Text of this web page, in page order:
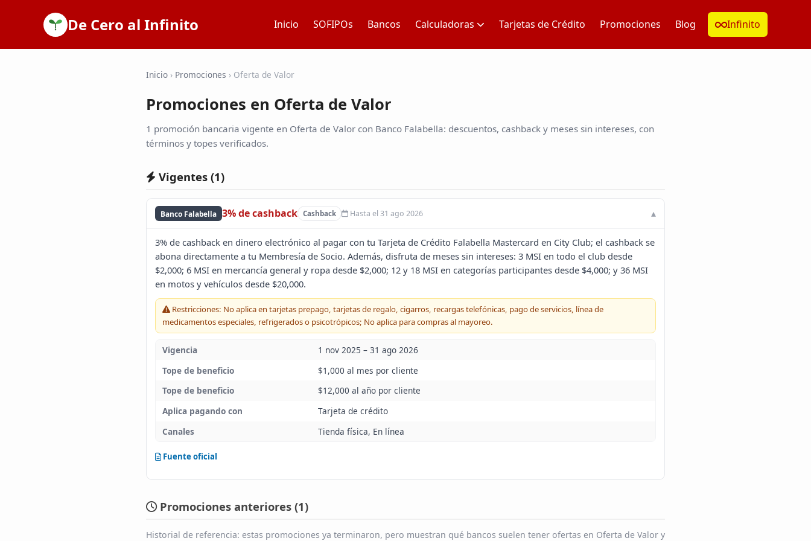
De Cero al Infinito Inicio SOFIPOs Bancos Calculadoras Tarjetas de Crédito Promociones Blog Infinito
Inicio › Promociones › Oferta de Valor
Promociones en Oferta de Valor
1 promoción bancaria vigente en Oferta de Valor con Banco Falabella: descuentos, cashback y meses sin intereses, con
términos y topes verificados.
Vigentes (1)
Banco Falabella 3% de cashback Cashback Hasta el 31 ago 2026
3% de cashback en dinero electrónico al pagar con tu Tarjeta de Crédito Falabella Mastercard en City Club; el cashback se
abona directamente a tu Membresía de Socio. Además, disfruta de meses sin intereses: 3 MSI en todo el club desde
$2,000; 6 MSI en mercancía general y ropa desde $2,000; 12 y 18 MSI en categorías participantes desde $4,000; y 36 MSI
en motos y vehículos desde $20,000.
Restricciones: No aplica en tarjetas prepago, tarjetas de regalo, cigarros, recargas telefónicas, pago de servicios, línea de
medicamentos especiales, refrigerados o psicotrópicos; No aplica para compras al mayoreo.
Vigencia
1 nov 2025 – 31 ago 2026
Tope de beneficio
$1,000 al mes por cliente
Tope de beneficio
$12,000 al año por cliente
Aplica pagando con
Tarjeta de crédito
Canales
Tienda física, En línea
Fuente oficial
Promociones anteriores (1)
Historial de referencia: estas promociones ya terminaron, pero muestran qué bancos suelen tener ofertas en Oferta de Valor y